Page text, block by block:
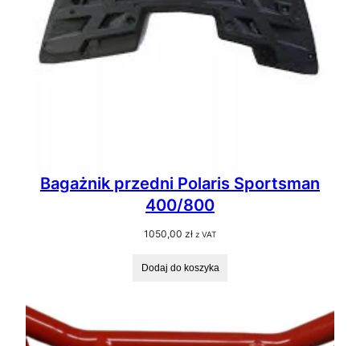
Bagażnik przedni Polaris Sportsman
400/800
1050,00 zł z VAT
Dodaj do koszyka